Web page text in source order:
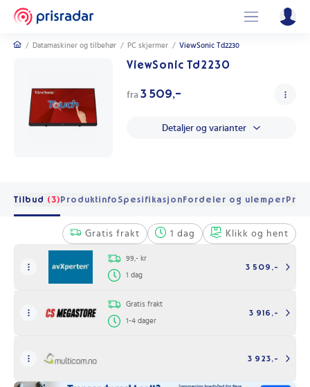
/ Datamaskiner og tilbehør / PC skjermer / ViewSonic Td2230
ViewSonic Td2230
fra 3 509,-
Detaljer og varianter
Tilbud (3)Produktinfo SpesifikasjonFordeler og ulemperPris
Gratis frakt 1 dag Klikk og hent
99,- kr
1 dag
3 509,-
Gratis frakt
1-4 dager
3 916,-
3 923,-